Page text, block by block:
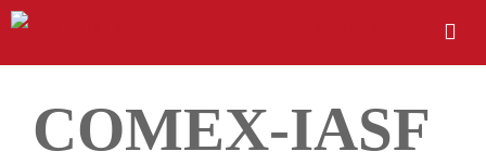
COMEX-IASF